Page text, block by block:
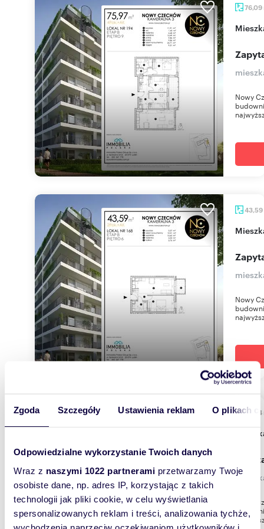
Zgoda Szczegóły Ustawienia reklam O plikach
Odpowiedzialne wykorzystanie Twoich danych
Wraz z naszymi 1022 partnerami przetwarzamy Twoje
osobiste dane, np. adres IP, korzystając z takich
technologii jak pliki cookie, w celu wyświetlania
spersonalizowanych reklam i treści, analizowania tychże,
76,09
Nowy
43,59
Nowy
63,64
Nowy